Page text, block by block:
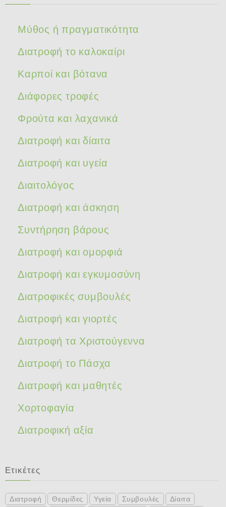
Μύθος ή πραγματικότητα
Διατροφή το καλοκαίρι
Καρποί και βότανα
Διάφορες τροφές
Φρούτα και λαχανικά
Διατροφή και δίαιτα
Διατροφή και υγεία
Διαιτολόγος
Διατροφή και άσκηση
Συντήρηση βάρους
Διατροφή και ομορφιά
Διατροφή και εγκυμοσύνη
Διατροφικές συμβουλές
Διατροφή και γιορτές
Διατροφή τα Χριστούγεννα
Διατροφή το Πάσχα
Διατροφή και μαθητές
Χορτοφαγία
Διατροφική αξία
Ετικέτες
Διατροφή Θερμίδες Υγεία Συμβουλές
Δίαιτα